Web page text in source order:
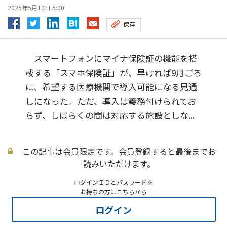
2025年5月10日 5:00
保存
スマートフォンにマイナ保険証の機能を搭
載する「スマホ保険証」が、早ければ9月ごろ
に、希望する医療機関で導入可能になる見通
しになった。ただ、導入は義務付けられてお
らず、しばらくの間は対応する施設としな...
この記事は会員限定です。会員登録すると最後までお
読みいただけます。
ログインＩＤとパスワードを
お持ちの方はこちらから
ログイン